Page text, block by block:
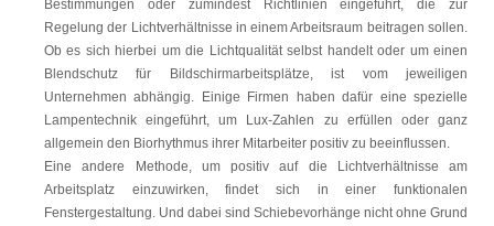
Bestimmungen oder zumindest Richtlinien eingeführt, die zur
Regelung der Lichtverhältnisse in einem Arbeitsraum beitragen sollen.
Ob es sich hierbei um die Lichtqualität selbst handelt oder um einen
Blendschutz für Bildschirmarbeitsplätze, ist vom jeweiligen
Unternehmen abhängig. Einige Firmen haben dafür eine spezielle
Lampentechnik eingeführt, um Lux-Zahlen zu erfüllen oder ganz
allgemein den Biorhythmus ihrer Mitarbeiter positiv zu beeinflussen.
Eine andere Methode, um positiv auf die Lichtverhältnisse am
Arbeitsplatz einzuwirken, findet sich in einer funktionalen
Fenstergestaltung. Und dabei sind Schiebevorhänge nicht ohne Grund